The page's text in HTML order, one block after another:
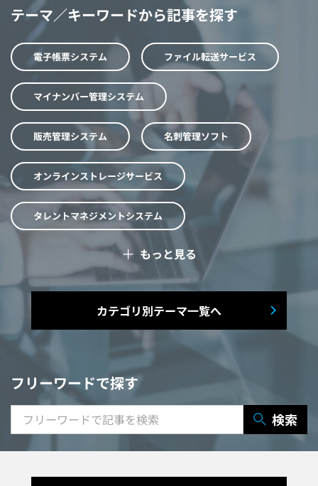
テーマ／キーワードから記事を探す
電子帳票システム ファイル転送サービス
マイナンバー管理システム
販売管理システム 名刺管理ソフト
オンラインストレージサービス
タレントマネジメントシステム
予算管理システム Web面接システム
シフト管理システム
マニュアル作成システム
契約書レビューシステム 経営管理システム
研修システム 受付システム
出張管理システム 賃貸管理システム
＋ もっと見る
カテゴリ別テーマ一覧へ
フリーワードで探す
検索